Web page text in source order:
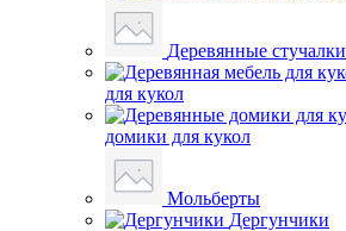
Деревянные стучалки
для кукол
домики для кукол
Мольберты
Дергунчики